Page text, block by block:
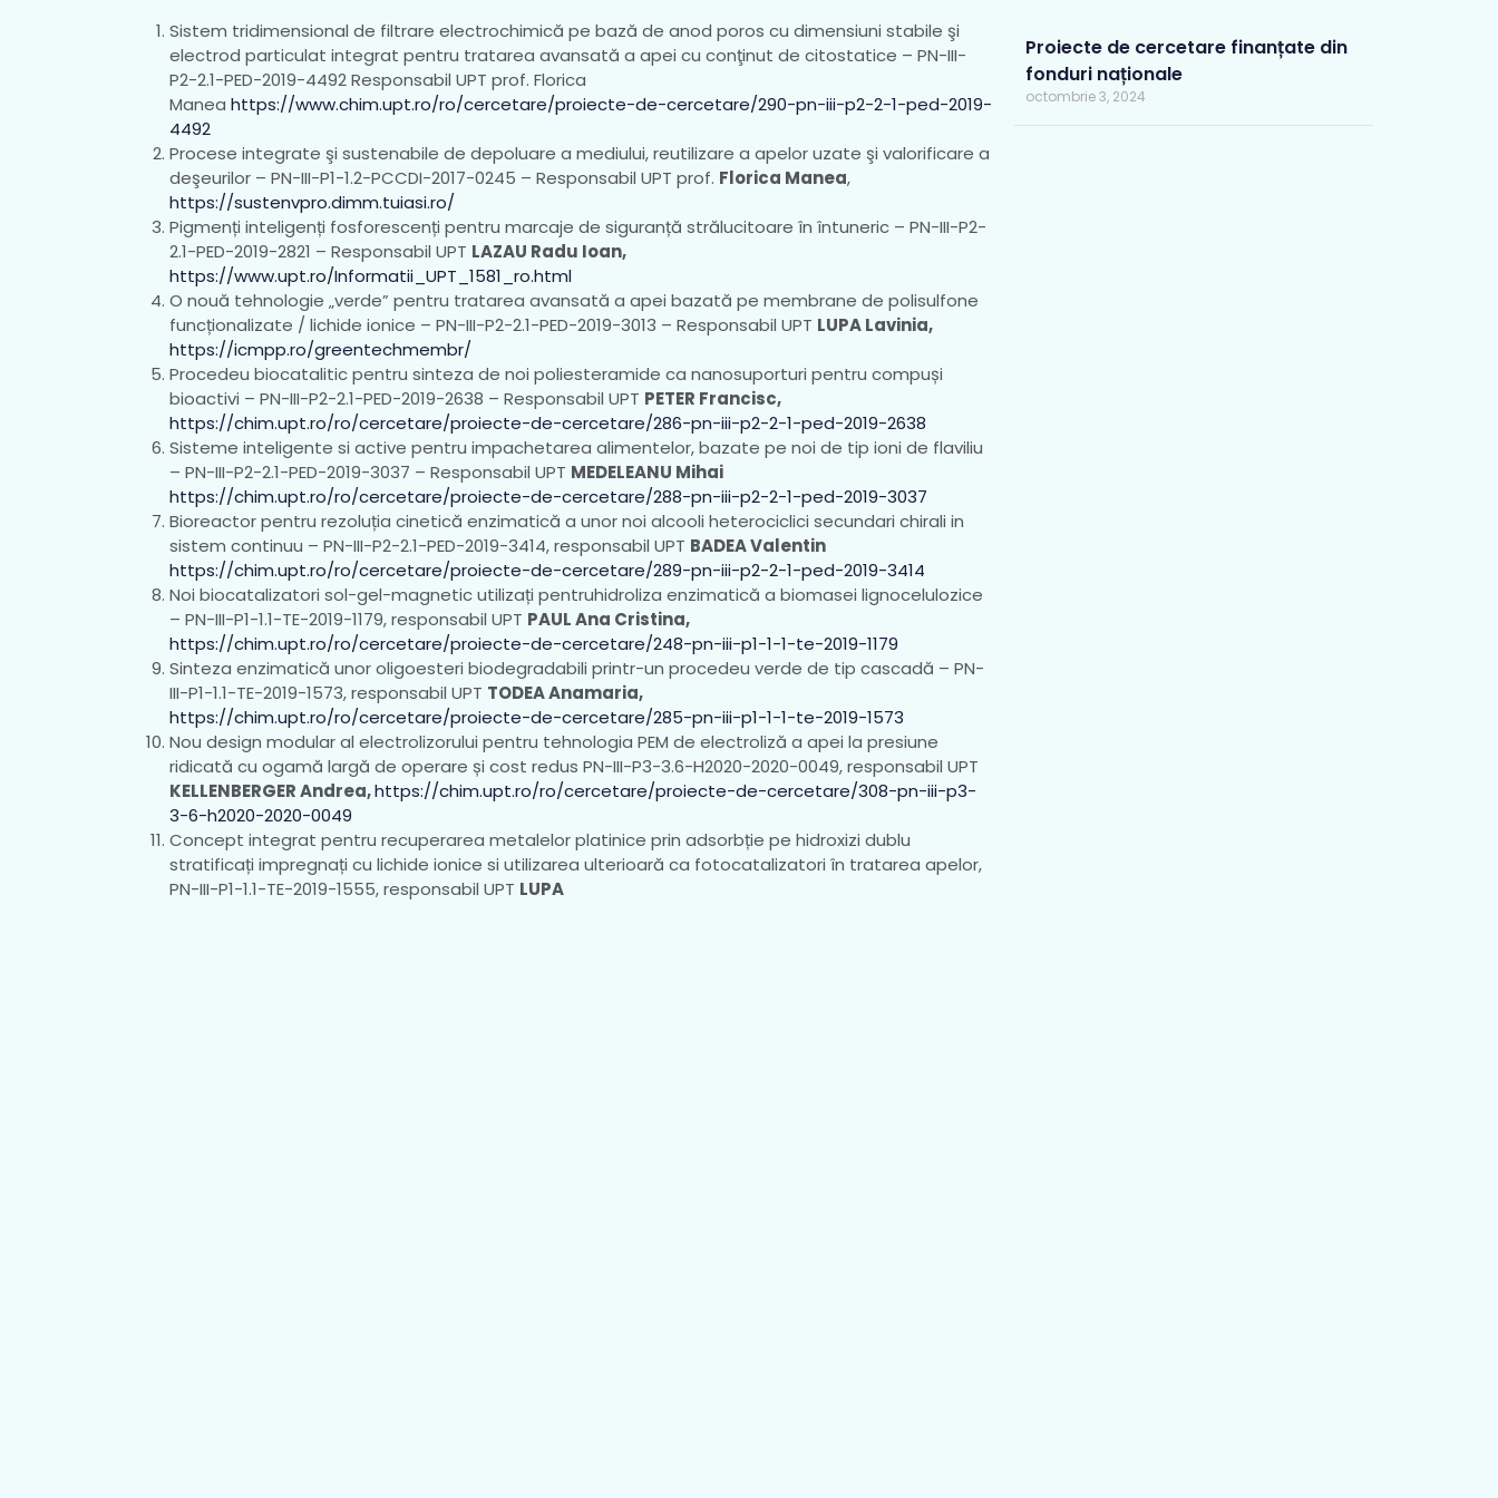
Sistem tridimensional de filtrare electrochimică pe bază de anod poros cu dimensiuni stabile şi
electrod particulat integrat pentru tratarea avansată a apei cu conţinut de citostatice – PN-III-
P2-2.1-PED-2019-4492 Responsabil UPT prof. Florica
Manea https://www.chim.upt.ro/ro/cercetare/proiecte-de-cercetare/290-pn-iii-p2-2-1-ped-2019-
4492
Procese integrate şi sustenabile de depoluare a mediului, reutilizare a apelor uzate şi valorificare a
deşeurilor – PN-III-P1-1.2-PCCDI-2017-0245 – Responsabil UPT prof. Florica Manea,
https://sustenvpro.dimm.tuiasi.ro/
Pigmenți inteligenți fosforescenți pentru marcaje de siguranță strălucitoare în întuneric – PN-III-P2-
2.1-PED-2019-2821 – Responsabil UPT LAZAU Radu Ioan,
https://www.upt.ro/Informatii_UPT_1581_ro.html
O nouă tehnologie „verde” pentru tratarea avansată a apei bazată pe membrane de polisulfone
funcționalizate / lichide ionice – PN-III-P2-2.1-PED-2019-3013 – Responsabil UPT LUPA Lavinia,
https://icmpp.ro/greentechmembr/
Procedeu biocatalitic pentru sinteza de noi poliesteramide ca nanosuporturi pentru compuși
bioactivi – PN-III-P2-2.1-PED-2019-2638 – Responsabil UPT PETER Francisc,
https://chim.upt.ro/ro/cercetare/proiecte-de-cercetare/286-pn-iii-p2-2-1-ped-2019-2638
Sisteme inteligente si active pentru impachetarea alimentelor, bazate pe noi de tip ioni de flaviliu
– PN-III-P2-2.1-PED-2019-3037 – Responsabil UPT MEDELEANU Mihai
https://chim.upt.ro/ro/cercetare/proiecte-de-cercetare/288-pn-iii-p2-2-1-ped-2019-3037
Bioreactor pentru rezoluția cinetică enzimatică a unor noi alcooli heterociclici secundari chirali in
sistem continuu – PN-III-P2-2.1-PED-2019-3414, responsabil UPT BADEA Valentin
https://chim.upt.ro/ro/cercetare/proiecte-de-cercetare/289-pn-iii-p2-2-1-ped-2019-3414
Noi biocatalizatori sol-gel-magnetic utilizați pentruhidroliza enzimatică a biomasei lignocelulozice
– PN-III-P1-1.1-TE-2019-1179, responsabil UPT PAUL Ana Cristina,
https://chim.upt.ro/ro/cercetare/proiecte-de-cercetare/248-pn-iii-p1-1-1-te-2019-1179
Sinteza enzimatică unor oligoesteri biodegradabili printr-un procedeu verde de tip cascadă – PN-
III-P1-1.1-TE-2019-1573, responsabil UPT TODEA Anamaria,
https://chim.upt.ro/ro/cercetare/proiecte-de-cercetare/285-pn-iii-p1-1-1-te-2019-1573
Nou design modular al electrolizorului pentru tehnologia PEM de electroliză a apei la presiune
ridicată cu ogamă largă de operare și cost redus PN-III-P3-3.6-H2020-2020-0049, responsabil UPT
KELLENBERGER Andrea,https://chim.upt.ro/ro/cercetare/proiecte-de-cercetare/308-pn-iii-p3-
3-6-h2020-2020-0049
Concept integrat pentru recuperarea metalelor platinice prin adsorbție pe hidroxizi dublu
stratificați impregnați cu lichide ionice si utilizarea ulterioară ca fotocatalizatori în tratarea apelor,
PN-III-P1-1.1-TE-2019-1555, responsabil UPT LUPA
Proiecte de cercetare finanțate din
fonduri naționale
octombrie 3, 2024